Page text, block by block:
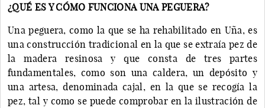
¿QUÉ ES Y CÓMO FUNCIONA UNA PEGUERA?
Una peguera, como la que se ha rehabilitado en Uña, es
una construcción tradicional en la que se extraía pez de
la madera resinosa y que consta de tres partes
fundamentales, como son una caldera, un depósito y
una artesa, denominada cajal, en la que se recogía la
pez, tal y como se puede comprobar en la ilustración de